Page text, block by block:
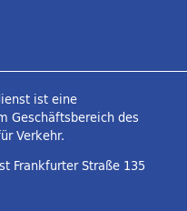
ist eine
Geschäftsbereich des
Verkehr.
Frankfurter Straße 135